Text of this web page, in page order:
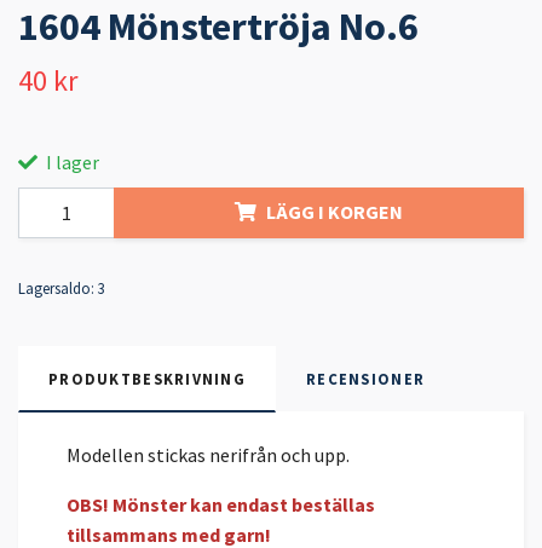
1604 Mönstertröja No.6
40 kr
I lager
LÄGG I KORGEN
Lagersaldo: 3
PRODUKTBESKRIVNING RECENSIONER
Modellen stickas nerifrån och upp.
OBS! Mönster kan endast beställas
tillsammans med garn!